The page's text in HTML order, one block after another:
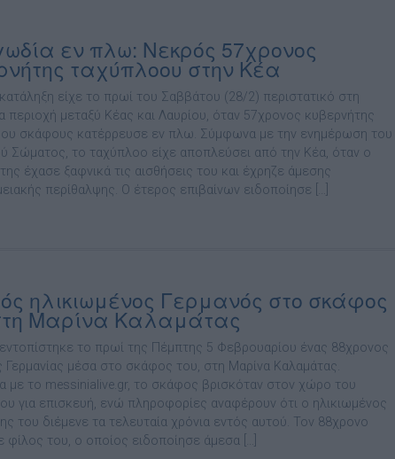
εν πλω: Νεκρός 57χρονος
ταχύπλοου στην Κέα
είχε το πρωί του Σαββάτου (28/2) περιστατικό στη
περιοχή μεταξύ Κέας και Λαυρίου, όταν 57χρονος κυβερνήτης
σκάφους κατέρρευσε εν πλω. Σύμφωνα με την ενημέρωση του
Σώματος, το ταχύπλοο είχε αποπλεύσει από την Κέα, όταν ο
έχασε ξαφνικά τις αισθήσεις του και έχρηζε άμεσης
περίθαλψης. Ο έτερος επιβαίνων ειδοποίησε […]
ηλικιωμένος Γερμανός στο σκάφος
Μαρίνα Καλαμάτας
το πρωί της Πέμπτης 5 Φεβρουαρίου ένας 88χρονος
Γερμανίας μέσα στο σκάφος του, στη Μαρίνα Καλαμάτας.
με το messinialive.gr, το σκάφος βρισκόταν στον χώρο του
για επισκευή, ενώ πληροφορίες αναφέρουν ότι ο ηλικιωμένος
του διέμενε τα τελευταία χρόνια εντός αυτού. Τον 88χρονο
φίλος του, ο οποίος ειδοποίησε άμεσα […]